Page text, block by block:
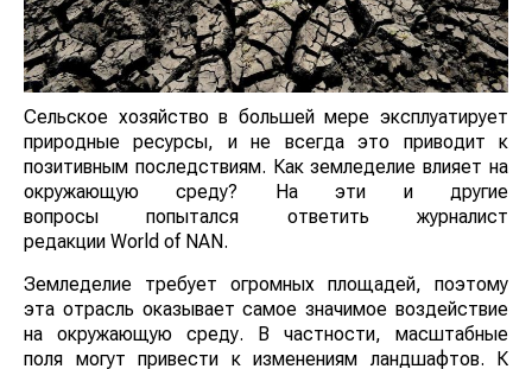
Сельское хозяйство в большей мере эксплуатирует
природные ресурсы, и не всегда это приводит к
позитивным последствиям. Как земледелие влияет на
окружающую среду? На эти и другие
вопросы попытался ответить журналист
редакции World of NAN.
Земледелие требует огромных площадей, поэтому
эта отрасль оказывает самое значимое воздействие
на окружающую среду. В частности, масштабные
поля могут привести к изменениям ландшафтов. К